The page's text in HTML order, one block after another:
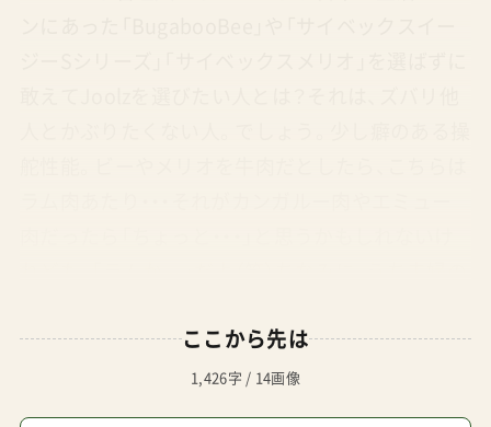
ガルーもエミューもバーベキューのお肉ででてき
たけれど、やっぱりビーフが一番だったな。。何の
ここから先は
1,426字 / 14画像